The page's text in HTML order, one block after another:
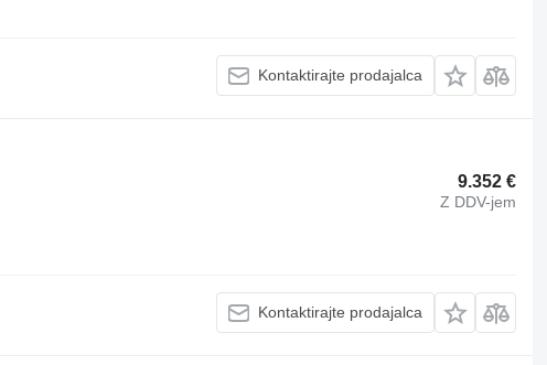
Kontaktirajte prodajalca
9.352 €
Z DDV-jem
Kontaktirajte prodajalca